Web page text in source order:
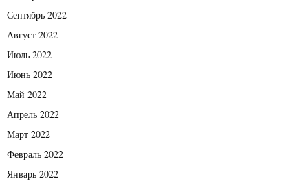
Сентябрь 2022
Август 2022
Июль 2022
Июнь 2022
Май 2022
Апрель 2022
Март 2022
Февраль 2022
Январь 2022